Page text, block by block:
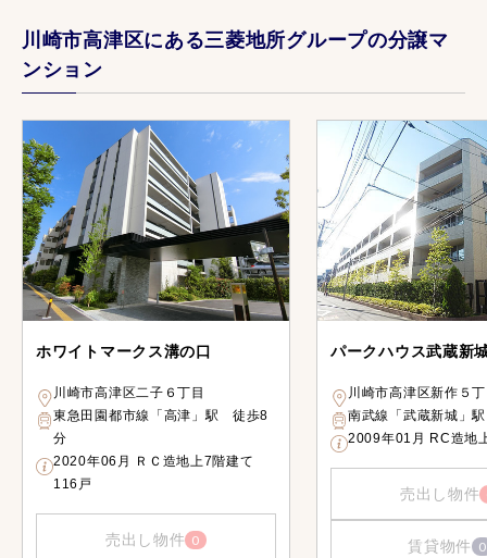
川崎市高津区にある三菱地所グループの分譲マ
ンション
ホワイトマークス溝の口
川崎市高津区二子６丁目
東急田園都市線「高津」駅 徒歩8
分
2020年06月 ＲＣ造地上7階建て
116戸
売出し物件 0
パークハウス武蔵新
川崎市高津区新作５
南武線「武蔵新城」
2009年01月 RC造地
売出し物件
賃貸物件 0